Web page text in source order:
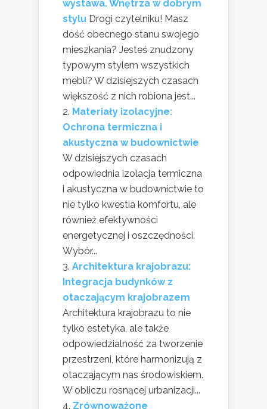
wystawa. Wnętrza w dobrym
stylu Drogi czytelniku! Masz
dość obecnego stanu swojego
mieszkania? Jesteś znudzony
typowym stylem wszystkich
mebli? W dzisiejszych czasach
większość z nich robiona jest...
Materiały izolacyjne:
Ochrona termiczna i
akustyczna w budownictwie
W dzisiejszych czasach
odpowiednia izolacja termiczna
i akustyczna w budownictwie to
nie tylko kwestia komfortu, ale
również efektywności
energetycznej i oszczędności.
Wybór...
Architektura krajobrazu:
Integracja budynków z
otaczającym krajobrazem
Architektura krajobrazu to nie
tylko estetyka, ale także
odpowiedzialność za tworzenie
przestrzeni, które harmonizują z
otaczającym nas środowiskiem.
W obliczu rosnącej urbanizacji...
Zrównoważone